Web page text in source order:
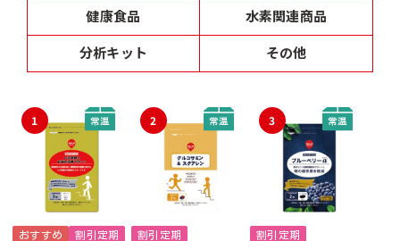
健康食品
水素関連商品
分析キット
その他
1
おすすめ 割引定期
2
割引定期
3
割引定期